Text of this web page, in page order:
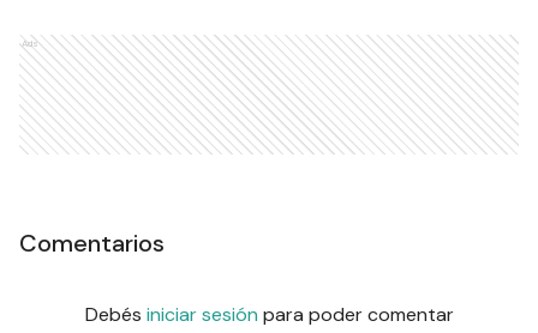
Ads
Comentarios
Debés iniciar sesión para poder comentar